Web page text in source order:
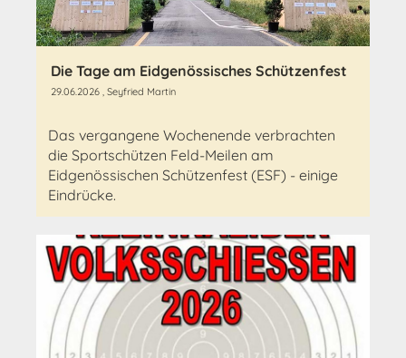
Die Tage am Eidgenössisches Schützenfest
29.06.2026 , Seyfried Martin
Das vergangene Wochenende verbrachten
die Sportschützen Feld-Meilen am
Eidgenössischen Schützenfest (ESF) - einige
Eindrücke.